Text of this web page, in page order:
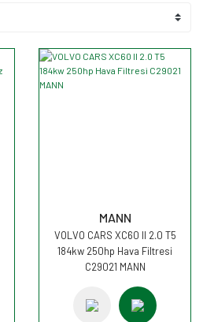
MANN
VOLVO CARS XC60 II 2.0 T5
184kw 250hp Hava Filtresi
C29021 MANN